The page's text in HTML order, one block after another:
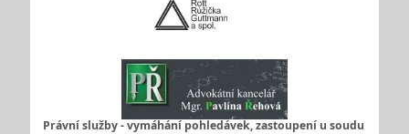
Právní služby - vymáhání pohledávek, zastoupení u soudu